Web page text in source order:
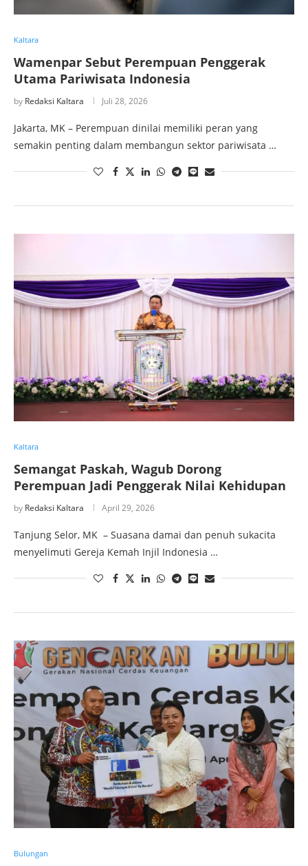
Kaltara
Wamenpar Sebut Perempuan Penggerak
Utama Pariwisata Indonesia
by Redaksi Kaltara Juli 28, 2026
Jakarta, MK – Perempuan dinilai memiliki peran yang
semakin penting dalam membangun sektor pariwisata …
Kaltara
Semangat Paskah, Wagub Dorong
Perempuan Jadi Penggerak Nilai Kehidupan
by Redaksi Kaltara April 29, 2026
Tanjung Selor, MK – Suasana damai dan penuh sukacita
menyelimuti Gereja Kemah Injil Indonesia …
Bulungan